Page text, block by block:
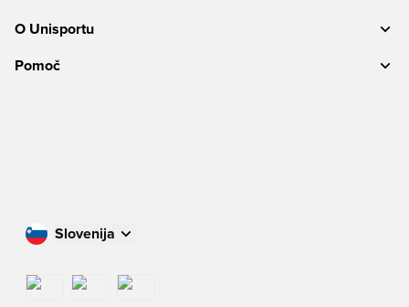
O Unisportu
Pomoč
Slovenija